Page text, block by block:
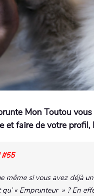
Mon Toutou
et faire de votre profil,
#55
même si vous avez déjà
« Emprunteur » ? En